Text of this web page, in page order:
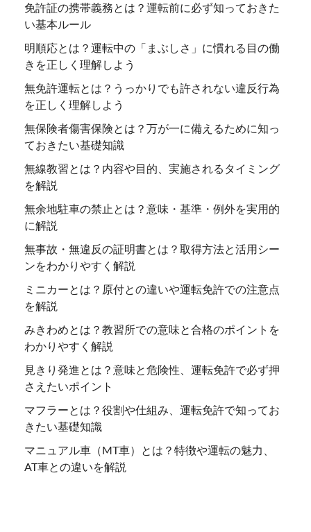
免許証の携帯義務とは？運転前に必ず知っておきた
い基本ルール
明順応とは？運転中の「まぶしさ」に慣れる目の働
きを正しく理解しよう
無免許運転とは？うっかりでも許されない違反行為
を正しく理解しよう
無保険者傷害保険とは？万が一に備えるために知っ
ておきたい基礎知識
無線教習とは？内容や目的、実施されるタイミング
を解説
無余地駐車の禁止とは？意味・基準・例外を実用的
に解説
無事故・無違反の証明書とは？取得方法と活用シー
ンをわかりやすく解説
ミニカーとは？原付との違いや運転免許での注意点
を解説
みきわめとは？教習所での意味と合格のポイントを
わかりやすく解説
見きり発進とは？意味と危険性、運転免許で必ず押
さえたいポイント
マフラーとは？役割や仕組み、運転免許で知ってお
きたい基礎知識
マニュアル車（MT車）とは？特徴や運転の魅力、
AT車との違いを解説